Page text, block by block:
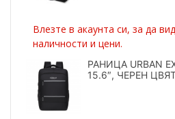
Влезте в акаунта си, за да
наличности и цени.
РАНИЦА URBAN
15.6″, ЧЕРЕН